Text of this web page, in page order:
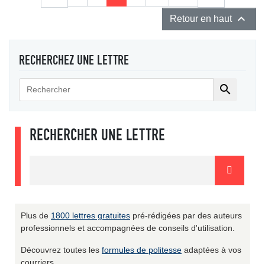
Retour en haut 
RECHERCHEZ UNE LETTRE

RECHERCHER UNE LETTRE
Plus de 1800 lettres gratuites pré-rédigées par des auteurs
professionnels et accompagnées de conseils d'utilisation.
Découvrez toutes les formules de politesse adaptées à vos